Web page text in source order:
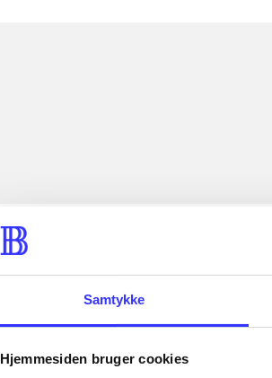
Samtykke
Hjemmesiden bruger cookies
...